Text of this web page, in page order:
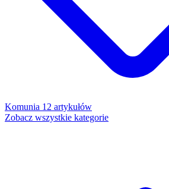
Komunia 12 artykułów
Zobacz wszystkie kategorie